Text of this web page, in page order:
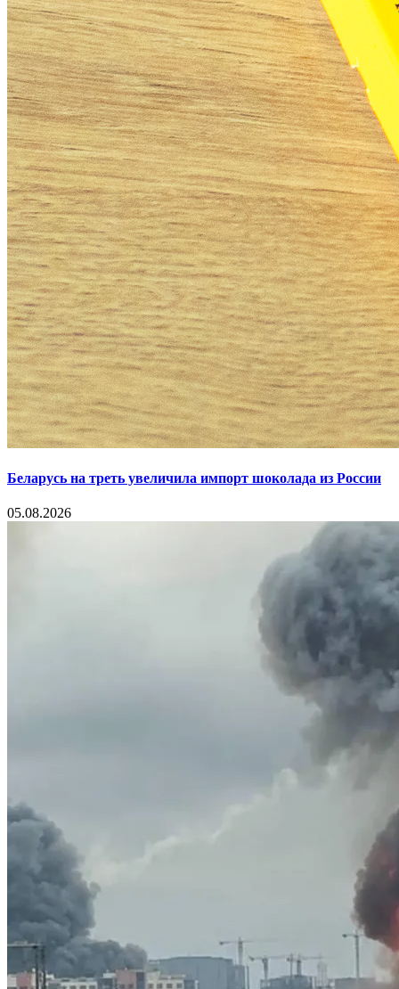
Беларусь на треть увеличила импорт шоколада из России
05.08.2026